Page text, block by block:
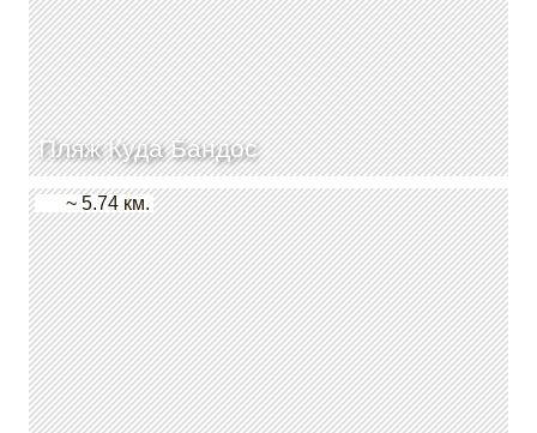
Пляж Куда Бандос
~ 5.74 км.